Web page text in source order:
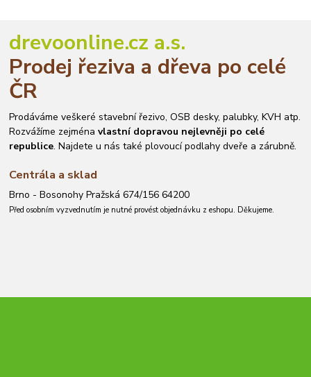
drevoonline.cz a.s.
Prodej řeziva a dřeva po celé
ČR
Prodáváme veškeré stavební řezivo, OSB desky, palubky, KVH atp.
Rozvážíme zejménavlastní dopravou nejlevněji po celé
republice. Najdete u nás také plovoucí podlahy dveře a zárubně.
Centrála a sklad
Brno - Bosonohy Pražská 674/156 64200
Před osobním vyzvednutím je nutné provést objednávku z eshopu. Děkujeme.